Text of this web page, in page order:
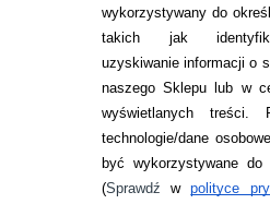
wykorzystywany do
takich jak
uzyskiwanie informacji o
naszego Sklepu lub w
wyświetlanych treści.
technologie/dane
być wykorzystywane do
(Sprawdźwpolityce
INFORMACJE
JAK ZAMAWIAĆ?
ZWROTY I REKLAMACJA